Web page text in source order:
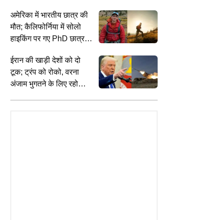
SPIRITUALITY
यमन में 30 सैनिकों की मौत
अमेरिका में भारतीय छात्र की
मौत; कैलिफोर्निया में सोलो
हाइकिंग पर गए PhD छात्र
मिला शव
ईरान की खाड़ी देशों को दो
टूक; ट्रंप को रोको, वरना
अंजाम भुगतने के लिए रहो